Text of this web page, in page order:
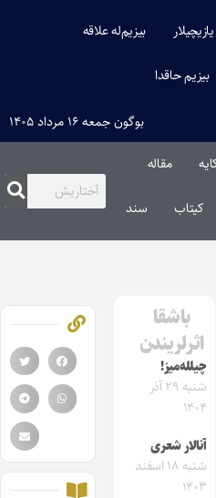
یازیچیلار بیزیم‌له علاقه
بیزیم حاقدا
بوگون جمعه ۱۶ مرداد ۱۴۰۵
مقاله‌
کیتاب سند
باشقا
اثرلریندن
چیلله‌میز!
شنبه ۲۹ آذر
۱۴۰۴
آنالار شعری
شنبه ۱۸ اسفند
۱۴۰۳